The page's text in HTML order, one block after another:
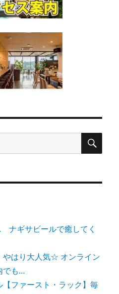
検
ナギサビールで癒してく
やはり大人気☆ オンライン
でも…
ファースト・ラック】毎